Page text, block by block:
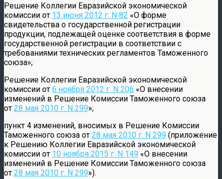
Решение Коллегии Евразийской экономической
комиссии от 13 июня 2012 г. N 82 «О форме
свидетельства о государственной регистрации
продукции, подлежащей оценке соответствия в форме
государственной регистрации в соответствии с
требованиями технических регламентов Таможенного
союза»;
Решение Коллегии Евразийской экономической
комиссии от 6 ноября 2012 г. N 206 «О внесении
изменений в Решение Комиссии Таможенного союза
от 28 мая 2010 г. N 299»;
пункт 4 изменений, вносимых в Решение Комиссии
Таможенного союза от 28 мая 2010 г. N 299 (приложение
к Решению Коллегии Евразийской экономической
комиссии от 10 ноября 2015 г. N 149 «О внесении
изменений в Решение Комиссии Таможенного союза
от 28 мая 2010 г. N 299»).